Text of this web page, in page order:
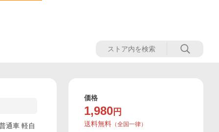
通車 軽自
価格
1,980 円
送料無料 （全国一律）